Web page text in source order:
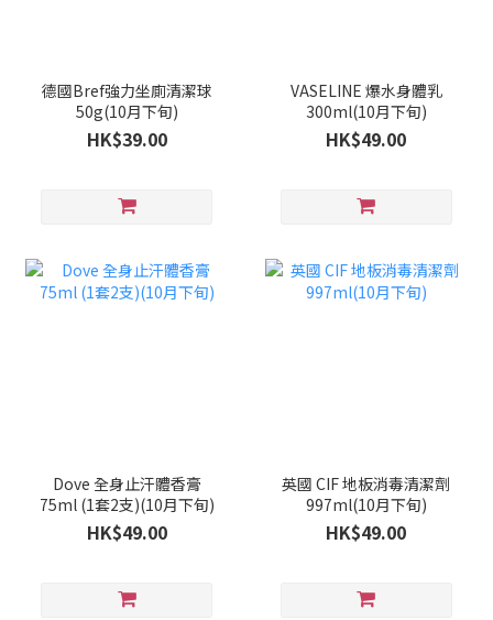
德國Bref強力坐廁清潔球
50g(10月下旬)
HK$39.00
VASELINE 爆水身體乳
300ml(10月下旬)
HK$49.00
Dove 全身止汗體香膏
75ml (1套2支)(10月下旬)
HK$49.00
英國 CIF 地板消毒清潔劑
997ml(10月下旬)
HK$49.00